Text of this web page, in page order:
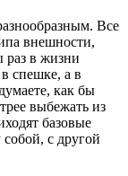
Все
внешности,
раз в жизни
в спешке, а в
как бы
выбежать из
базовые
с другой